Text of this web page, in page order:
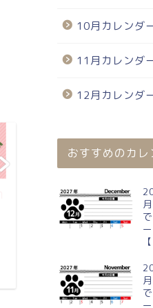
2025年1月縦型の月曜始
っこいお花イラストのか
10月カレンダ
11月カレンダ
12月カレンダ
おすすめのカレ